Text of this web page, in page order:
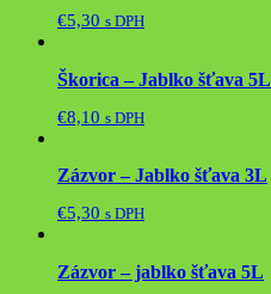
€5,30 s DPH
Škorica – Jablko šťava 5L
€8,10 s DPH
Zázvor – Jablko šťava 3L
€5,30 s DPH
Zázvor – jablko šťava 5L